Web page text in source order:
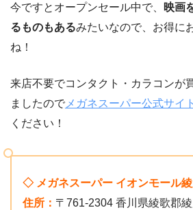
今ですとオープンセール中で、
映画
るものもあるみたいなので、お得に
ね！
来店不要でコンタクト・カラコンが
ましたので メガネスーパー公式サイト
ください！
◇ メガネスーパー イオンモール
住所： 〒761-2304 香川県綾歌郡